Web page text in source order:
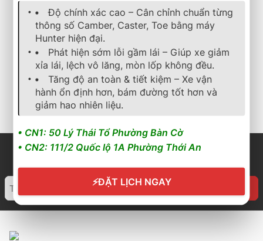
Sản phẩm tương tự
lốp xe bridgestone turanza
Lốp Xe Bridgestone 215/45R17 Turanza T05
2.916.000 2.150.000₫
Cần nhận báo giá mới
nhất? Nhấn vào đây để
trao đổi ngay
lốp xe bridgestone,dualer
4.400.000₫ 3.100.000
Cần nhận báo giá mới
Độ chính xác cao – Cân chỉnh chuẩn từng
thông số Camber, Caster, Toe bằng máy
Hunter hiện đại.
Phát hiện sớm lỗi gầm lái – Giúp xe giảm
xỉa lái, lệch vô lăng, mòn lốp không đều.
Tăng độ an toàn & tiết kiệm – Xe vận
hành ổn định hơn, bám đường tốt hơn và
giảm hao nhiên liệu.
• CN1: 50 Lý Thái Tổ Phường Bàn Cờ
• CN2: 111/2 Quốc lộ 1A Phường Thới An
⚡ĐẶT LỊCH NGAY